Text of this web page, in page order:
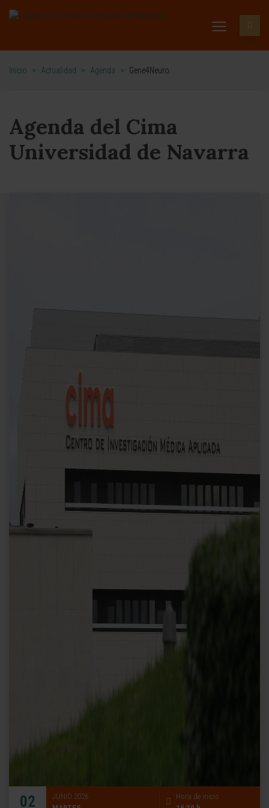
Inicio > Actualidad > Agenda > Gene4Neuro
Agenda del Cima
Universidad de Navarra
02
JUNIO 2026
Hora de inicio